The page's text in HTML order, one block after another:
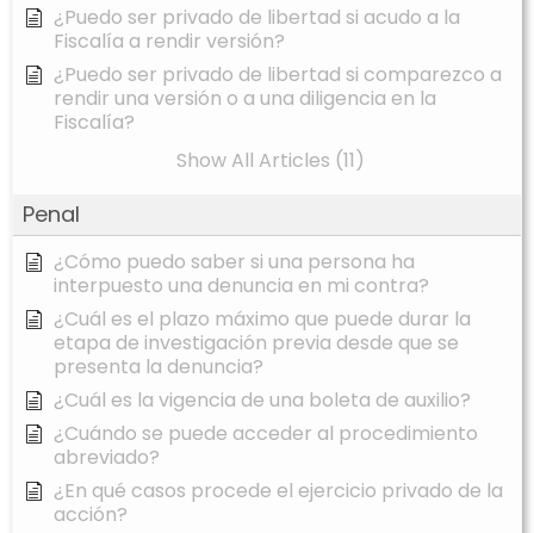
¿Puedo ser privado de libertad si acudo a la
Fiscalía a rendir versión?
¿Puedo ser privado de libertad si comparezco a
rendir una versión o a una diligencia en la
Fiscalía?
Show All Articles (11)
Penal
¿Cómo puedo saber si una persona ha
interpuesto una denuncia en mi contra?
¿Cuál es el plazo máximo que puede durar la
etapa de investigación previa desde que se
presenta la denuncia?
¿Cuál es la vigencia de una boleta de auxilio?
¿Cuándo se puede acceder al procedimiento
abreviado?
¿En qué casos procede el ejercicio privado de la
acción?